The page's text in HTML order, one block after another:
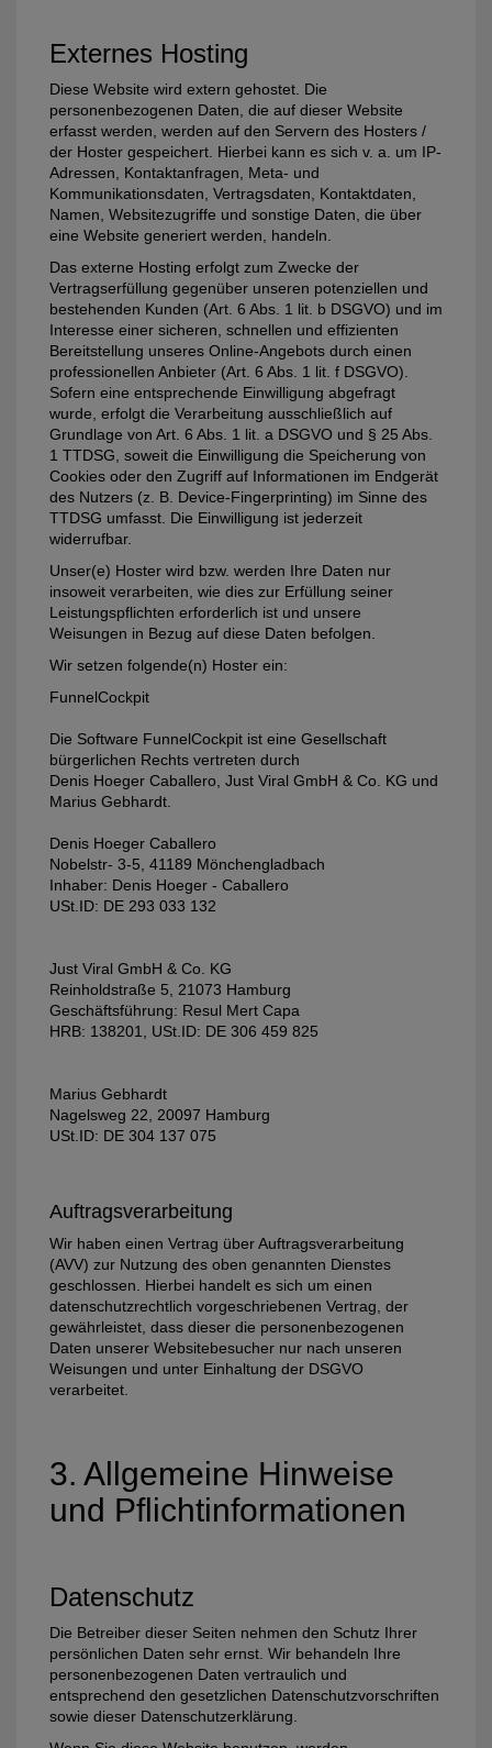
Externes Hosting
Diese Website wird extern gehostet. Die
personenbezogenen Daten, die auf dieser Website
erfasst werden, werden auf den Servern des Hosters /
der Hoster gespeichert. Hierbei kann es sich v. a. um IP-
Adressen, Kontaktanfragen, Meta- und
Kommunikationsdaten, Vertragsdaten, Kontaktdaten,
Namen, Websitezugriffe und sonstige Daten, die über
eine Website generiert werden, handeln.
Das externe Hosting erfolgt zum Zwecke der
Vertragserfüllung gegenüber unseren potenziellen und
bestehenden Kunden (Art. 6 Abs. 1 lit. b DSGVO) und im
Interesse einer sicheren, schnellen und effizienten
Bereitstellung unseres Online-Angebots durch einen
professionellen Anbieter (Art. 6 Abs. 1 lit. f DSGVO).
Sofern eine entsprechende Einwilligung abgefragt
wurde, erfolgt die Verarbeitung ausschließlich auf
Grundlage von Art. 6 Abs. 1 lit. a DSGVO und § 25 Abs.
1 TTDSG, soweit die Einwilligung die Speicherung von
Cookies oder den Zugriff auf Informationen im Endgerät
des Nutzers (z. B. Device-Fingerprinting) im Sinne des
TTDSG umfasst. Die Einwilligung ist jederzeit
widerrufbar.
Unser(e) Hoster wird bzw. werden Ihre Daten nur
insoweit verarbeiten, wie dies zur Erfüllung seiner
Leistungspflichten erforderlich ist und unsere
Weisungen in Bezug auf diese Daten befolgen.
Wir setzen folgende(n) Hoster ein:
FunnelCockpit
Die Software FunnelCockpit ist eine Gesellschaft
bürgerlichen Rechts vertreten durch
Denis Hoeger Caballero, Just Viral GmbH & Co. KG und
Marius Gebhardt.
Denis Hoeger Caballero
Nobelstr- 3-5, 41189 Mönchengladbach
Inhaber: Denis Hoeger - Caballero
USt.ID: DE 293 033 132
Just Viral GmbH & Co. KG
Reinholdstraße 5, 21073 Hamburg
Geschäftsführung: Resul Mert Capa
HRB: 138201, USt.ID: DE 306 459 825
Marius Gebhardt
Nagelsweg 22, 20097 Hamburg
USt.ID: DE 304 137 075
Auftragsverarbeitung
Wir haben einen Vertrag über Auftragsverarbeitung
(AVV) zur Nutzung des oben genannten Dienstes
geschlossen. Hierbei handelt es sich um einen
datenschutzrechtlich vorgeschriebenen Vertrag, der
gewährleistet, dass dieser die personenbezogenen
Daten unserer Websitebesucher nur nach unseren
Weisungen und unter Einhaltung der DSGVO
verarbeitet.
3. Allgemeine Hinweise
und Pflicht­informationen
Datenschutz
Die Betreiber dieser Seiten nehmen den Schutz Ihrer
persönlichen Daten sehr ernst. Wir behandeln Ihre
personenbezogenen Daten vertraulich und
entsprechend den gesetzlichen Datenschutzvorschriften
sowie dieser Datenschutzerklärung.